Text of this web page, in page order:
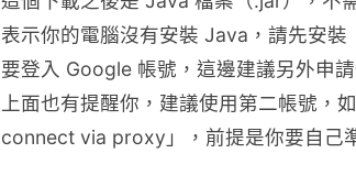
表示你的電腦沒有安裝 Java，請先安裝
要登入 Google 帳號，這邊建議另外申
上面也有提醒你，建議使用第二帳號，
connect via proxy」，前提是你要自己